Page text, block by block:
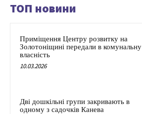
ТОП новини
Приміщення Центру розвитку на
Золотоніщині передали в комунальну
власність
10.03.2026
Дві дошкільні групи закривають в
одному з садочків Канева